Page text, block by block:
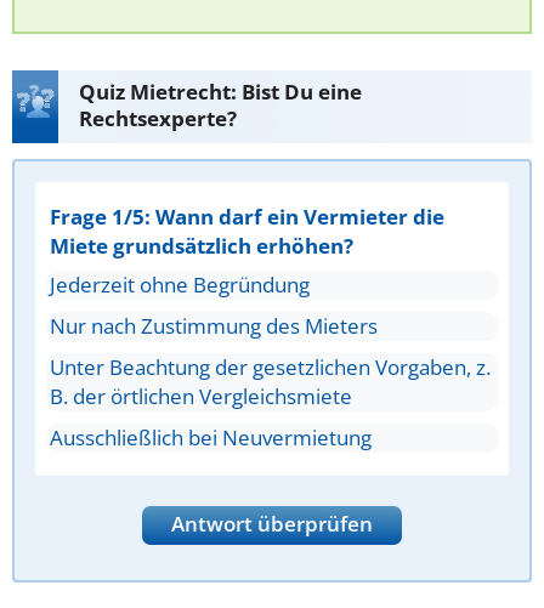
Quiz Mietrecht: Bist Du eine
Rechtsexperte?
Frage 1/5: Wann darf ein Vermieter die
Miete grundsätzlich erhöhen?
Jederzeit ohne Begründung
Nur nach Zustimmung des Mieters
Unter Beachtung der gesetzlichen Vorgaben, z.
B. der örtlichen Vergleichsmiete
Ausschließlich bei Neuvermietung
Antwort überprüfen